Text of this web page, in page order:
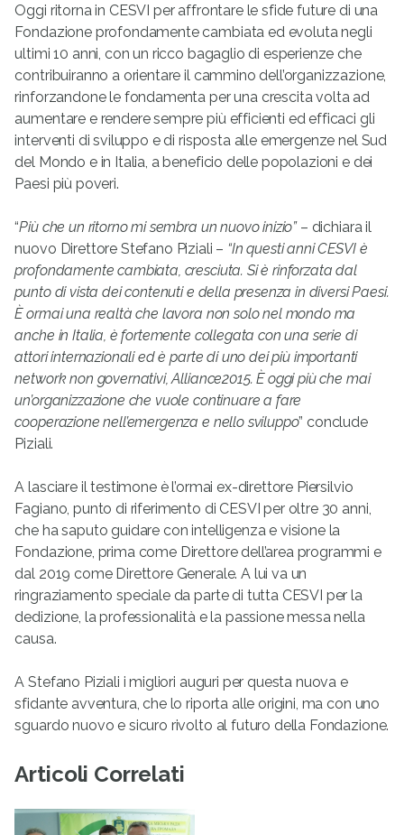
Oggi ritorna in CESVI per affrontare le sfide future di una
Fondazione profondamente cambiata ed evoluta negli
ultimi 10 anni, con un ricco bagaglio di esperienze che
contribuiranno a orientare il cammino dell’organizzazione,
rinforzandone le fondamenta per una crescita volta ad
aumentare e rendere sempre più efficienti ed efficaci gli
interventi di sviluppo e di risposta alle emergenze nel Sud
del Mondo e in Italia, a beneficio delle popolazioni e dei
Paesi più poveri.
“Più che un ritorno mi sembra un nuovo inizio” – dichiara il
nuovo Direttore Stefano Piziali – “In questi anni CESVI è
profondamente cambiata, cresciuta. Si è rinforzata dal
punto di vista dei contenuti e della presenza in diversi Paesi.
È ormai una realtà che lavora non solo nel mondo ma
anche in Italia, è fortemente collegata con una serie di
attori internazionali ed è parte di uno dei più importanti
network non governativi, Alliance2015. È oggi più che mai
un’organizzazione che vuole continuare a fare
cooperazione nell’emergenza e nello sviluppo” conclude
Piziali.
A lasciare il testimone è l’ormai ex-direttore Piersilvio
Fagiano, punto di riferimento di CESVI per oltre 30 anni,
che ha saputo guidare con intelligenza e visione la
Fondazione, prima come Direttore dell’area programmi e
dal 2019 come Direttore Generale. A lui va un
ringraziamento speciale da parte di tutta CESVI per la
dedizione, la professionalità e la passione messa nella
causa.
A Stefano Piziali i migliori auguri per questa nuova e
sfidante avventura, che lo riporta alle origini, ma con uno
sguardo nuovo e sicuro rivolto al futuro della Fondazione.
Articoli Correlati